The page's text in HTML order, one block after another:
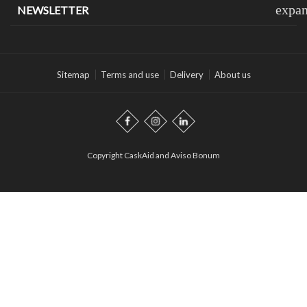
NEWSLETTER
Sitemap Terms and use Delivery About us
Copyright CaskAid and Aviso Bonum